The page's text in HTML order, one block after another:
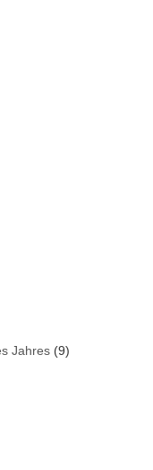
Jahres (9)